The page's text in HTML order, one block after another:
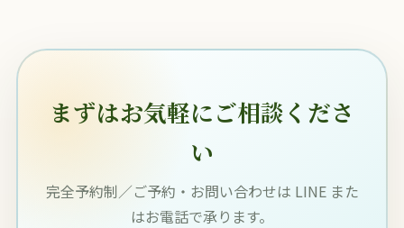
まずはお気軽にご相談くださ
い
完全予約制／ご予約・お問い合わせは LINE また
はお電話で承ります。